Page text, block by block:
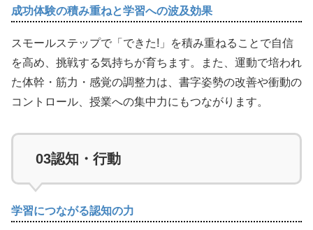
成功体験の積み重ねと学習への波及効果
スモールステップで「できた!」を積み重ねることで自信
を高め、挑戦する気持ちが育ちます。また、運動で培われ
た体幹・筋力・感覚の調整力は、書字姿勢の改善や衝動の
コントロール、授業への集中力にもつながります。
03認知・行動
学習につながる認知の力